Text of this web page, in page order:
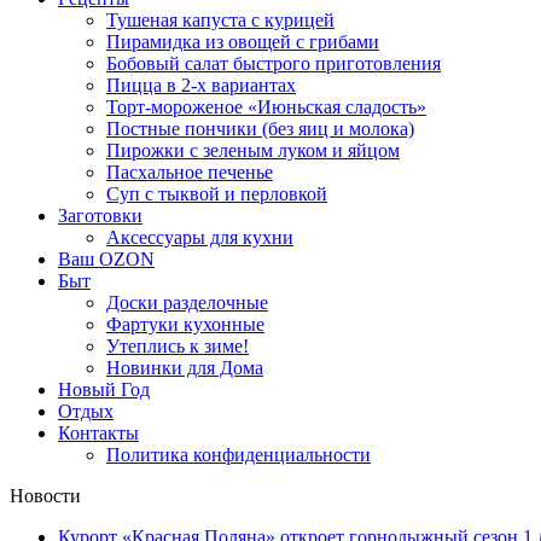
Тушеная капуста с курицей
Пирамидка из овощей с грибами
Бобовый салат быстрого приготовления
Пицца в 2-х вариантах
Торт-мороженое «Июньская сладость»
Постные пончики (без яиц и молока)
Пирожки с зеленым луком и яйцом
Пасхальное печенье
Суп с тыквой и перловкой
Заготовки
Аксессуары для кухни
Ваш OZON
Быт
Доски разделочные
Фартуки кухонные
Утеплись к зиме!
Новинки для Дома
Новый Год
Отдых
Контакты
Политика конфиденциальности
Новости
Курорт «Красная Поляна» откроет горнолыжный сезон 1